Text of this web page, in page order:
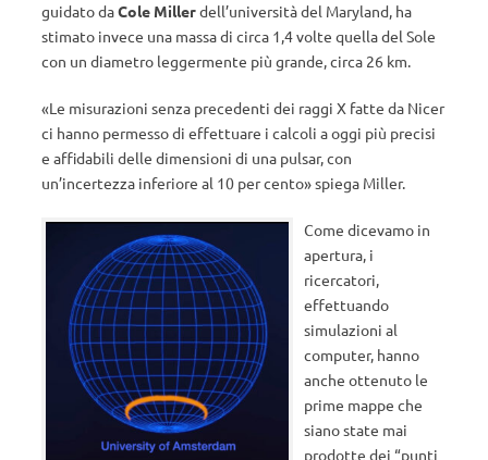
guidato daCole Millerdell’università del Maryland, ha
stimato invece una massa di circa 1,4 volte quella del Sole
con un diametro leggermente più grande, circa 26 km.
«Le misurazioni senza precedenti dei raggi X fatte da Nicer
ci hanno permesso di effettuare i calcoli a oggi più precisi
e affidabili delle dimensioni di una pulsar, con
un’incertezza inferiore al 10 per cento» spiega Miller.
Come dicevamo in
apertura, i
ricercatori,
effettuando
simulazioni al
computer, hanno
anche ottenuto le
prime mappe che
siano state mai
prodotte dei “punti